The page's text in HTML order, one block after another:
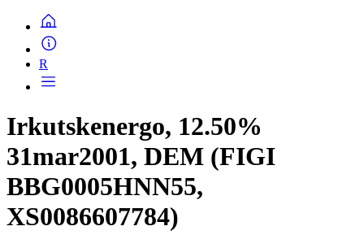
R
Irkutskenergo, 12.50%
31mar2001, DEM (FIGI
BBG0005HNN55,
XS0086607784)